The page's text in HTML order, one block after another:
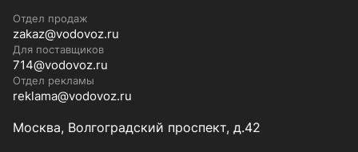
Отдел продаж
zakaz@vodovoz.ru
Для поставщиков
714@vodovoz.ru
Отдел рекламы
reklama@vodovoz.ru
Москва, Волгоградский проспект, д.42